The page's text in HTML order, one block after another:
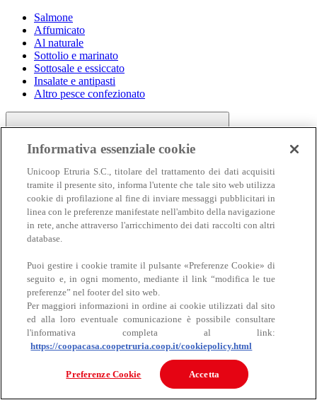
Salmone
Affumicato
Al naturale
Sottolio e marinato
Sottosale e essiccato
Insalate e antipasti
Altro pesce confezionato
Carne
Carne
Bovino
Informativa essenziale cookie
Unicoop Etruria S.C., titolare del trattamento dei dati acquisiti
tramite il presente sito, informa l'utente che tale sito web utilizza
cookie di profilazione al fine di inviare messaggi pubblicitari in
linea con le preferenze manifestate nell'ambito della navigazione
in rete, anche attraverso l'arricchimento dei dati raccolti con altri
database.
Puoi gestire i cookie tramite il pulsante «Preferenze Cookie» di
seguito e, in ogni momento, mediante il link “modifica le tue
preferenze” nel footer del sito web.
Per maggiori informazioni in ordine ai cookie utilizzati dal sito
ed alla loro eventuale comunicazione è possibile consultare
l'informativa completa al link:
https://coopacasa.coopetruria.coop.it/cookiepolicy.html
Preferenze Cookie Accetta